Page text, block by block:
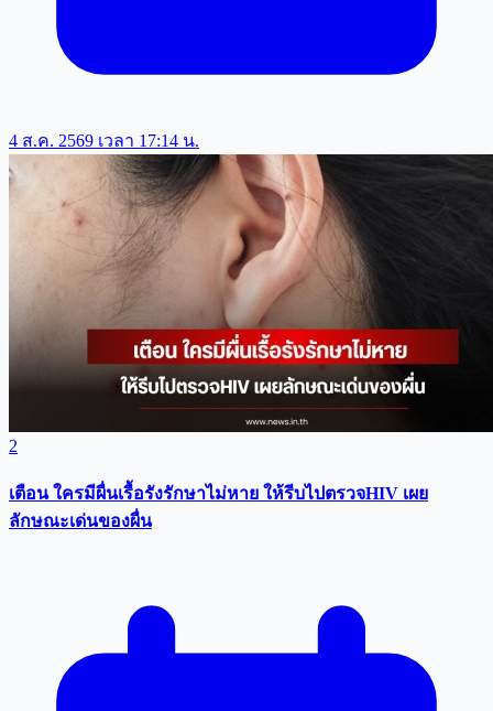
4 ส.ค. 2569 เวลา 17:14 น.
2
เตือน ใครมีผื่นเรื้อรังรักษาไม่หาย ให้รีบไปตรวจHIV เผย
ลักษณะเด่นของผื่น